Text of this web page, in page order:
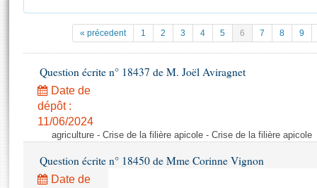
Projets de loi
Propositions de loi
Amendements
Textes adoptés
Rapports d'information
Rapports d'enquête
Documents de référence
( Constitution | Règlement de l'Assemblée ... )
Histoire
Juniors
Anciennes législatures
Liens vers les sites publics
La Bibliothèque
Contacts et plan d'accès
Photos libres de droit
« précedent 1 2 3 4 5 6 7 8 9
Question écrite n° 18437 de M. Joël Aviragnet
Date de
dépôt :
11/06/2024
agriculture - Crise de la filière apicole - Crise de la filière apicole
Question écrite n° 18450 de Mme Corinne Vignon
Date de